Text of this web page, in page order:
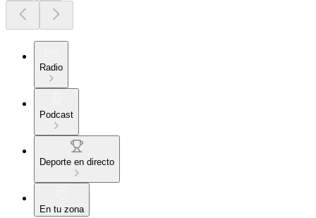
Radio
Podcast
Deporte en directo
En tu zona